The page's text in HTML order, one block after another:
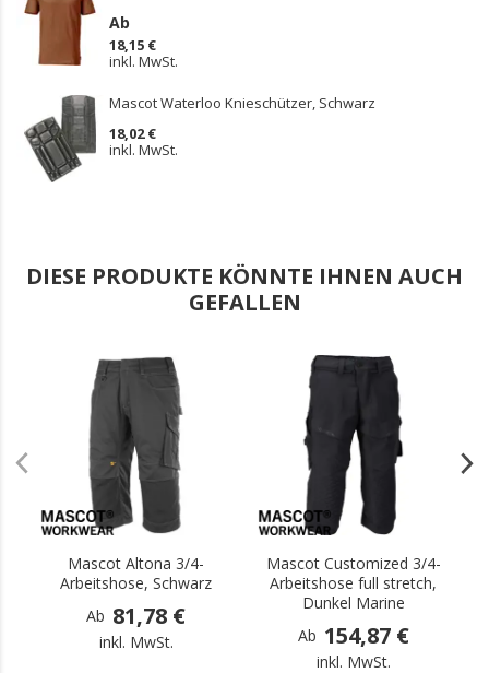
Ab
18,15 €
inkl. MwSt.
Mascot Waterloo Knieschützer, Schwarz
18,02 €
inkl. MwSt.
DIESE PRODUKTE KÖNNTE IHNEN AUCH
GEFALLEN
Mascot Altona 3/4-
Arbeitshose, Schwarz
Ab 81,78 €
inkl. MwSt.
Mascot Customized 3/4-
Arbeitshose full stretch,
Dunkel Marine
Ab 154,87 €
inkl. MwSt.